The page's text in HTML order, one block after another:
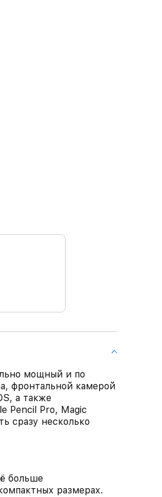
мощный и по
фронтальной камерой
а также
Pencil Pro, Magic
сразу несколько
больше
размерах.